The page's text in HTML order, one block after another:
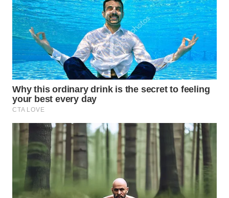
WN
SUMEDANG
WN
CIANJUR
WN
KEPULAUAN
SERIBU
WN
TANGERANG
WN
BINJAI